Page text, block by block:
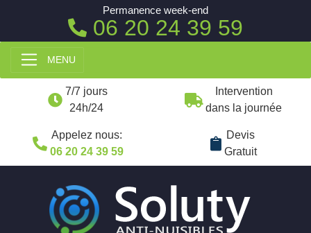
MENU
7/7 jours
24h/24
Intervention
dans la journée
Appelez nous:
06 20 24 39 59
Devis
Gratuit
Permanence week-end
06 20 24 39 59